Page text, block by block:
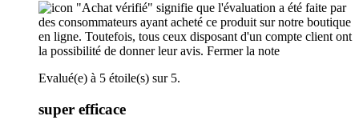
"Achat vérifié" signifie que l'évaluation a été faite par
des consommateurs ayant acheté ce produit sur notre boutique
en ligne. Toutefois, tous ceux disposant d'un compte client ont
la possibilité de donner leur avis. Fermer la note
Evalué(e) à 5 étoile(s) sur 5.
super efficace